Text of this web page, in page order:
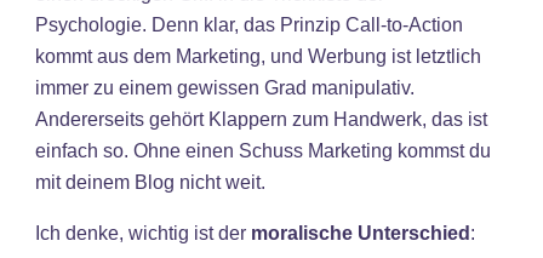
Psychologie. Denn klar, das Prinzip Call-to-Action
kommt aus dem Marketing, und Werbung ist letztlich
immer zu einem gewissen Grad manipulativ.
Andererseits gehört Klappern zum Handwerk, das ist
einfach so. Ohne einen Schuss Marketing kommst du
mit deinem Blog nicht weit.
Ich denke, wichtig ist der moralische Unterschied :